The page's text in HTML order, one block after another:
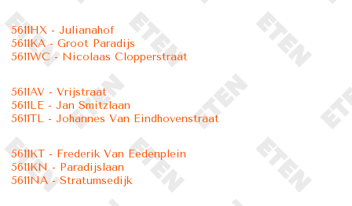
5611HX - Julianahof
5611KA - Groot Paradijs
5611WC - Nicolaas Clopperstraat
5611AV - Vrijstraat
5611LE - Jan Smitzlaan
5611TL - Johannes Van Eindhovenstraat
5611KT - Frederik Van Eedenplein
5611KN - Paradijslaan
5611NA - Stratumsedijk